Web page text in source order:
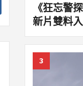
《狂忘警
新片雙料